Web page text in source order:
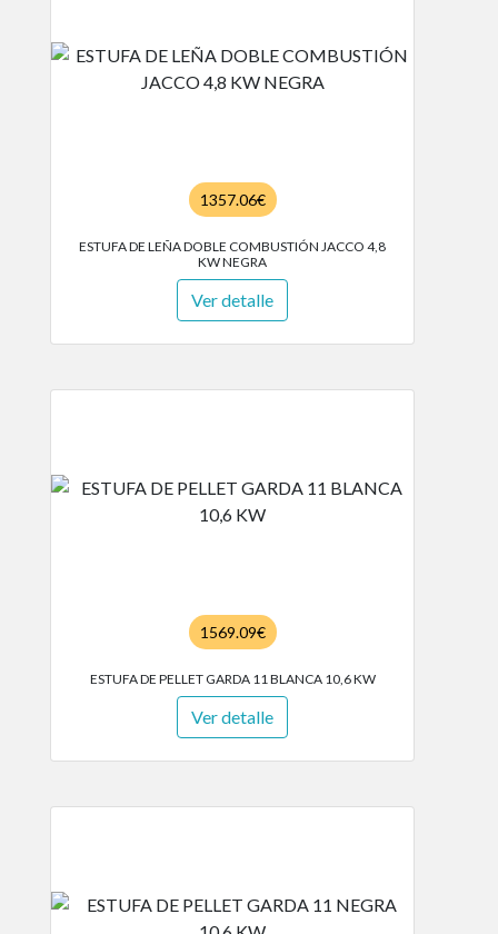
1357.06€
ESTUFA DE LEÑA DOBLE COMBUSTIÓN JACCO 4,8
KW NEGRA
Ver detalle
1569.09€
ESTUFA DE PELLET GARDA 11 BLANCA 10,6 KW
Ver detalle